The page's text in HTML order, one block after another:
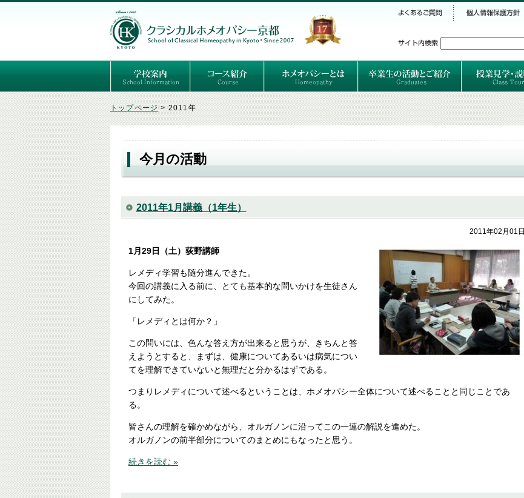
ごあいさつ
３つの基本理念
講師紹介
国際セミナー
ある日の学校生活（写真）
推薦者の声
よくあるご質問
予定表 はじめてのホメオパシー
セルフケアコース
専門コース（4年制）
専門コース（通信）
専門コース編入制度 ホメオパシーとは
クラシカルホメオパシーとは
オルガノンとは
ハーネマンの人生
ハーネマン以後のホメオパス
レメディの使い方ABC 卒業生のご紹介
卒業生の活動
トップページ>2011年
今月の活動
2011年1月講義（1年生）
2011年02月01日
1月29日（土）荻野講師
レメディ学習も随分進んできた。
今回の講義に入る前に、とても基本的な問いかけを生徒さん
にしてみた。
「レメディとは何か？」
この問いには、色んな答え方が出来ると思うが、きちんと答
えようとすると、まずは、健康についてあるいは病気につい
てを理解できていないと無理だと分かるはずである。
つまりレメディについて述べるということは、ホメオパシー全体について述べることと同じことであ
る。
皆さんの理解を確かめながら、オルガノンに沿ってこの一連の解説を進めた。
オルガノンの前半部分についてのまとめにもなったと思う。
続きを読む »